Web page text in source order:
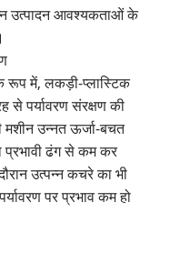
उत्पादन आवश्यकताओं के
रूप में, लकड़ी-प्लास्टिक
से पर्यावरण संरक्षण की
मशीन उन्नत ऊर्जा-बचत
प्रभावी ढंग से कम कर
उत्पन्न कचरे का भी
पर प्रभाव कम हो